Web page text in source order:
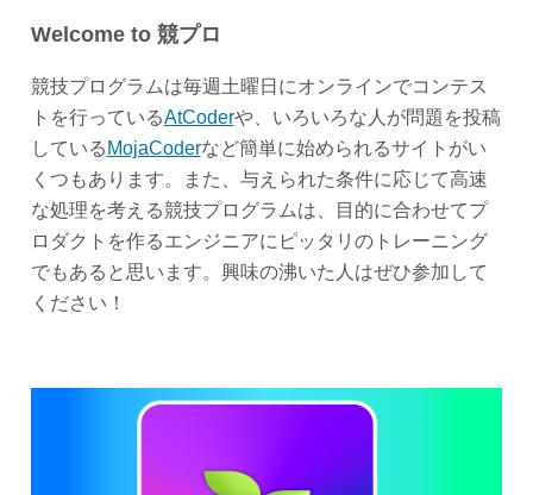
Welcome to 競プロ
競技プログラムは毎週土曜日にオンラインでコンテス
トを行っているAtCoderや、いろいろな人が問題を投稿
している MojaCoderなど簡単に始められるサイトがい
くつもあります。また、与えられた条件に応じて高速
な処理を考える競技プログラムは、目的に合わせてプ
ロダクトを作るエンジニアにピッタリのトレーニング
でもあると思います。興味の沸いた人はぜひ参加して
ください！